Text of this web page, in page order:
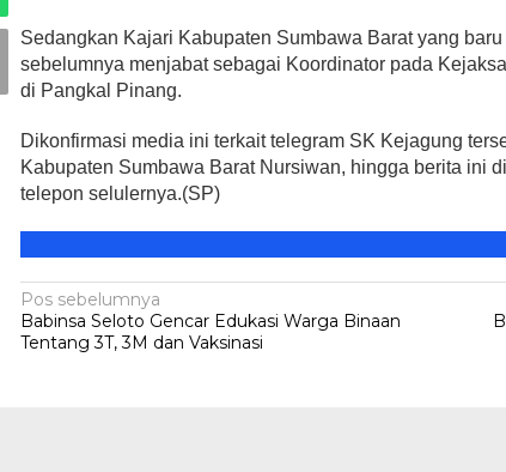
Sedangkan Kajari Kabupaten Sumbawa Barat yang
sebelumnya menjabat sebagai Koordinator pada
di Pangkal Pinang.
Dikonfirmasi media ini terkait telegram SK Kejagung
Kabupaten Sumbawa Barat Nursiwan, hingga berita ini
telepon selulernya.(SP)
Navigasi
pos
Pos sebelumnya
Babinsa Seloto Gencar Edukasi Warga Binaan
Tentang 3T, 3M dan Vaksinasi